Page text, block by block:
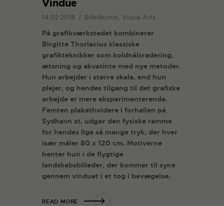
Vindue
14.02.2018 Billedkunst, Visual Arts
På grafikværkstedet kombinerer
Birgitte Thorlacius klassiske
grafikteknikker som koldnålsradering,
ætsning og akvatinte med nye metoder.
Hun arbejder i større skala, end hun
plejer, og hendes tilgang til det grafiske
arbejde er mere eksperimenterende.
Femten plakatholdere i forhallen på
Sydhavn st. udgør den fysiske ramme
for hendes lige så mange tryk, der hver
især måler 80 x 120 cm. Motiverne
henter hun i de flygtige
landskabsbilleder, der kommer til syne
gennem vinduet i et tog i bevægelse.
READ MORE